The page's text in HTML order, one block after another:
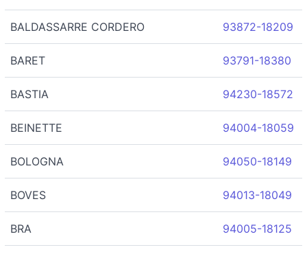
BALDASSARRE CORDERO 93872-18209
BARET 93791-18380
BASTIA 94230-18572
BEINETTE 94004-18059
BOLOGNA 94050-18149
BOVES 94013-18049
BRA 94005-18125